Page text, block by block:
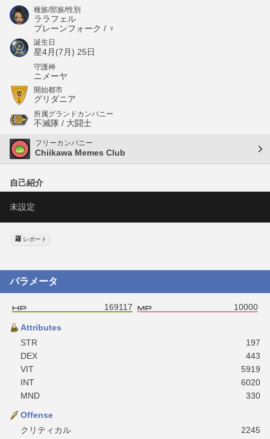
種族/部族/性別
ララフェル
プレーンフォーク / ♀
誕生日
星4月(7月) 25日
守護神
ニメーヤ
開始都市
グリダニア
所属グランドカンパニー
不滅隊 / 大闘士
フリーカンパニー
Chiikawa Memes Club
自己紹介
未設定
レポート
パラメータ
169117 10000
Attributes
STR
197
DEX
443
VIT
5919
INT
6020
MND
330
Offense
クリティカル
2245